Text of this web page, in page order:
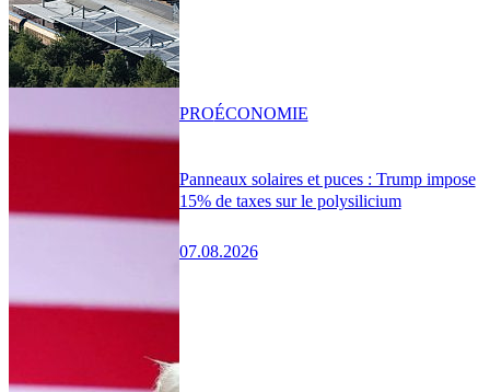
Panneaux solaires et puces : Trump impose
15% de taxes sur le polysilicium
07.08.2026
PROÉCONOMIE